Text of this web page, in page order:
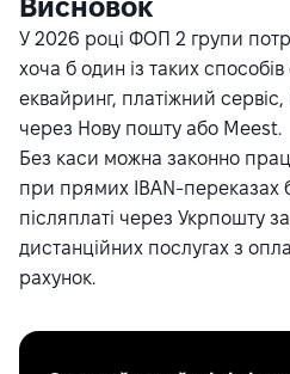
У 2026 році ФОП 2 групи
хоча б один із таких способів
еквайринг, платіжний
через Нову пошту або Meest.
Без каси можна законно
при прямих IBAN-переказах
післяплаті через Укрпошту
дистанційних послугах з
рахунок.